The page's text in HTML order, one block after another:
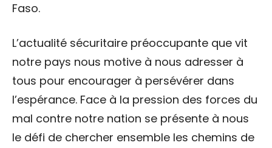
Faso.
L’actualité sécuritaire préoccupante que vit
notre pays nous motive à nous adresser à
tous pour encourager à persévérer dans
l’espérance. Face à la pression des forces du
mal contre notre nation se présente à nous
le défi de chercher ensemble les chemins de